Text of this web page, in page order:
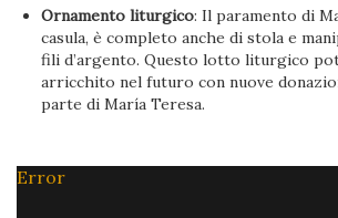
Ornamento liturgico: Il paramento di
casula, è completo anche di stola e
fili d’argento. Questo lotto liturgico
arricchito nel futuro con nuove
parte di María Teresa.
Error